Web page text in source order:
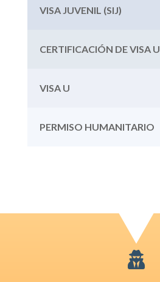
VISA JUVENIL (SIJ)
CERTIFICACIÓN DE VISA U
VISA U
PERMISO HUMANITARIO
